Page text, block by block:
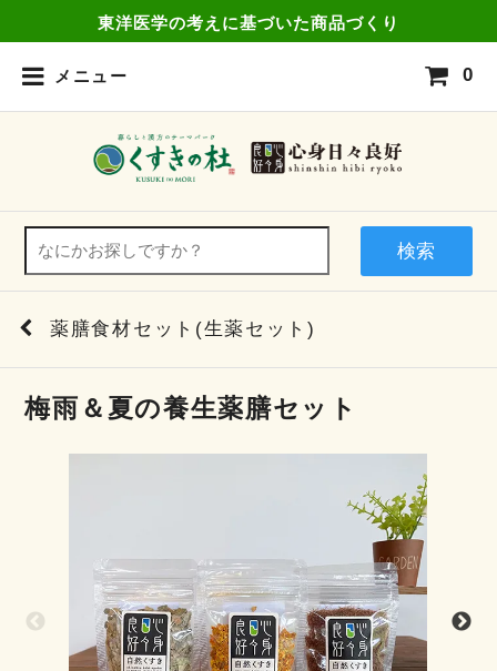
東洋医学の考えに基づいた商品づくり
メニュー 0
検索
薬膳食材セット(生薬セット)
梅雨＆夏の養生薬膳セット